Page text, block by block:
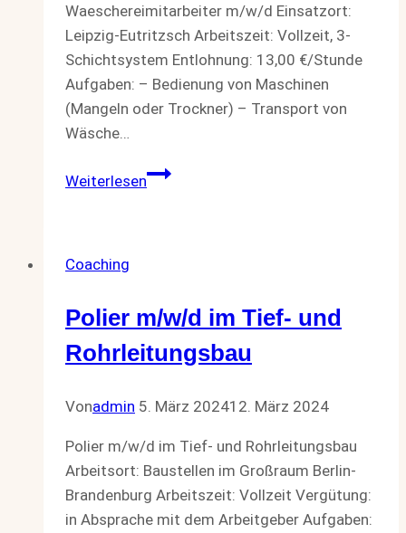
Waeschereimitarbeiter m/w/d Einsatzort:
Leipzig-Eutritzsch Arbeitszeit: Vollzeit, 3-
Schichtsystem Entlohnung: 13,00 €/Stunde
Aufgaben: – Bedienung von Maschinen
(Mangeln oder Trockner) – Transport von
Wäsche…
WeiterlesenWaeschereimitarbeiter
Coaching
Polier m/w/d im Tief- und
Rohrleitungsbau
Vonadmin 5. März 202412. März 2024
Polier m/w/d im Tief- und Rohrleitungsbau
Arbeitsort: Baustellen im Großraum Berlin-
Brandenburg Arbeitszeit: Vollzeit Vergütung:
in Absprache mit dem Arbeitgeber Aufgaben: